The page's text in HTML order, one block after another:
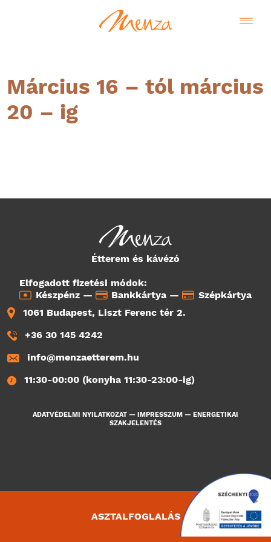
Március 16 – tól március
20 – ig
Étterem és kávézó
Elfogadott fizetési módok:
Készpénz —
Bankkártya —
Szépkártya
1061 Budapest, Liszt Ferenc tér 2.
+36 30 145 4242
info@menzaetterem.hu
11:30-00:00 (konyha 11:30-23:00-ig)
ADATVÉDELMI NYILATKOZAT — IMPRESSZUM — ENERGETIKAI
SZAKJELENTÉS
ASZTALFOGLALÁS